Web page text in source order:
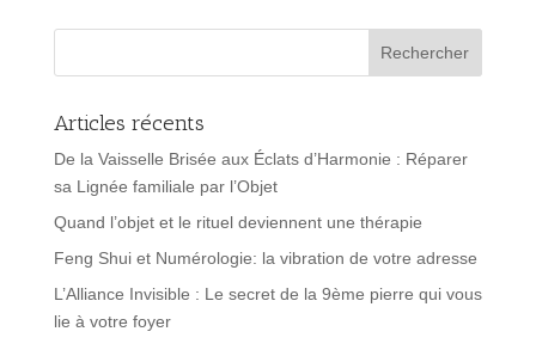
Articles récents
De la Vaisselle Brisée aux Éclats d’Harmonie : Réparer
sa Lignée familiale par l’Objet
Quand l’objet et le rituel deviennent une thérapie
Feng Shui et Numérologie: la vibration de votre adresse
L’Alliance Invisible : Le secret de la 9ème pierre qui vous
lie à votre foyer